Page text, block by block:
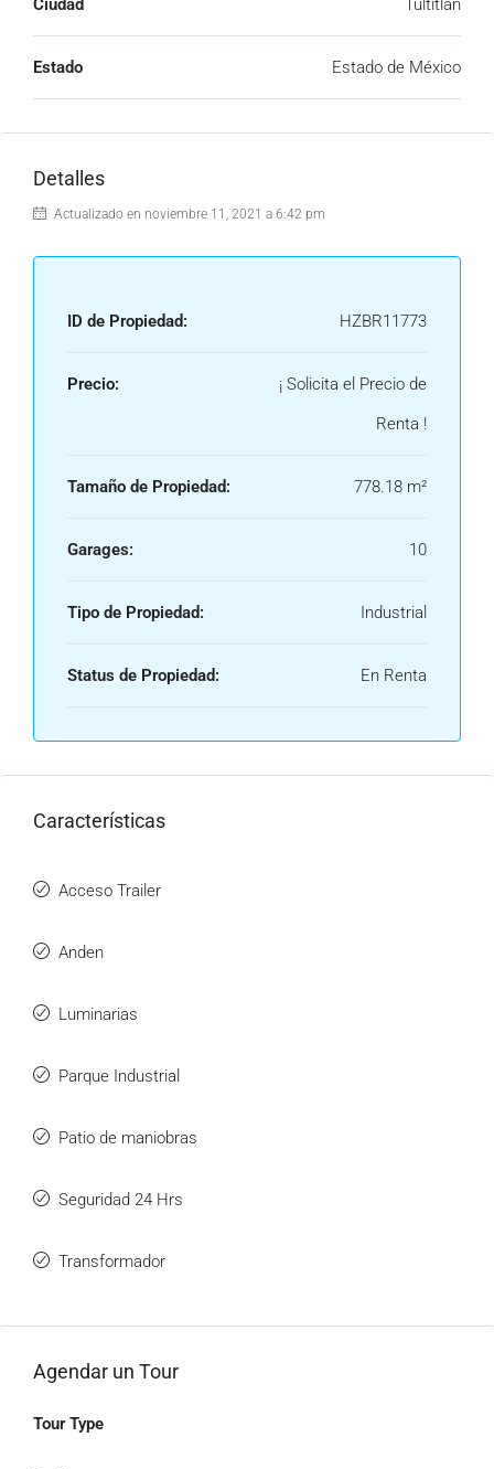
Ciudad Tultitlan
Estado Estado de México
Detalles
Actualizado en noviembre 11, 2021 a 6:42 pm
ID de Propiedad: HZBR11773
Precio:
¡ Solicita el Precio de
Renta !
Tamaño de Propiedad: 778.18 m²
Garages: 10
Tipo de Propiedad: Industrial
Status de Propiedad: En Renta
Características
Acceso Trailer
Anden
Luminarias
Parque Industrial
Patio de maniobras
Seguridad 24 Hrs
Transformador
Agendar un Tour
Tour Type